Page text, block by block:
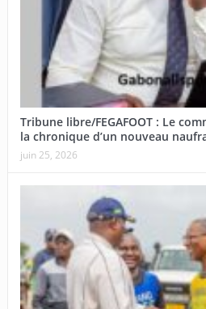
Tribune libre/FEGAFOOT : Le
la chronique d’un nouveau
juin 25, 2026